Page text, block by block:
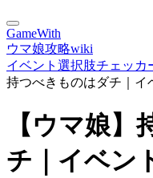
GameWith
ウマ娘攻略wiki
イベント選択肢チェッカ
持つべきものはダチ｜イ
【ウマ娘
チ｜イベン